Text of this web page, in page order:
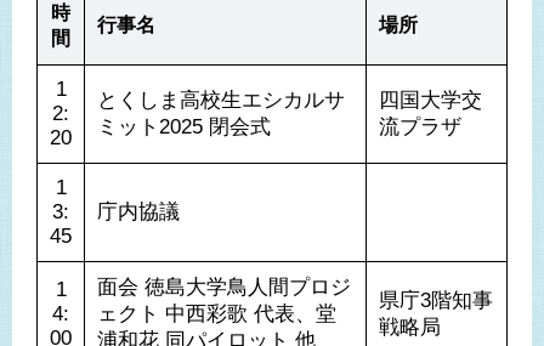
時
間
行事名 場所
1
2:
20
とくしま高校生エシカルサ
ミット2025 閉会式
四国大学交
流プラザ
1
3:
45
庁内協議
1
4:
00
面会 徳島大学鳥人間プロジ
ェクト 中西彩歌 代表、堂
浦和花 同パイロット 他
県庁3階知事
戦略局